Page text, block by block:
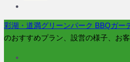
彩湖・道満グリーンパーク BBQガー
のおすすめプラン、設営の様子、お